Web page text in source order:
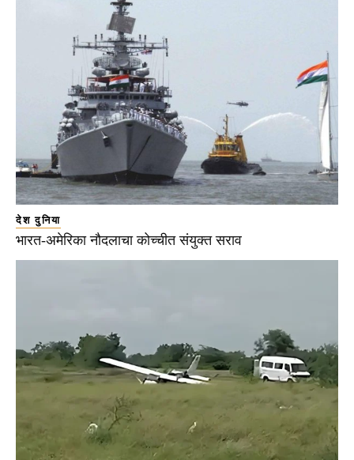
देश दुनिया
भारत-अमेरिका नौदलाचा कोच्चीत संयुक्त सराव